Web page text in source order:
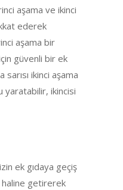
aşama ve ikinci
ederek
aşama bir
güvenli bir ek
sarısı ikinci aşama
yaratabilir, ikincisi
ek gıdaya geçiş
haline getirerek